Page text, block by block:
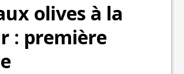
olives à la
: première